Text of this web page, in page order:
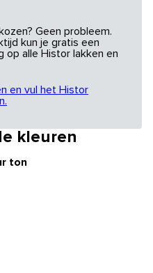
Geen probleem.
kun je gratis een
op alle Histor lakken en
en vul het Histor
kleuren
ton